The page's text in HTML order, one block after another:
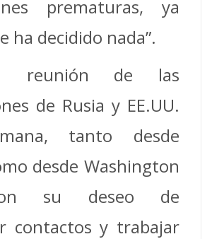
prematuras, ya
ha decidido nada”.
reunión de las
de Rusia y EE.UU.
tanto desde
desde Washington
su deseo de
contactos y trabajar